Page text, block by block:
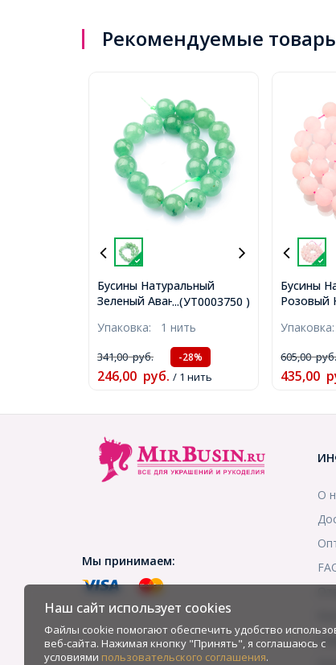
Рекомендуемые
...(УТ0003750 )
Бусины Натуральный
Зеленый Авантюрин
1мм, около 19шт/20см/
нить, (УТ0003750)
Упаковка: 1 нить
341,00руб. -28%
246,00 руб. / 1 нить
Бусины
Розовый
Размер:
1мм,
нить,
Упаковка:
605,00руб.
435,00
Мы принимаем:
О
Наш сайт использует cookies
Файлы cookie помогают обеспечить удобство
веб-сайта. Нажимая кнопку "Принять", я соглашаюсь с
условиями пользовательского соглашения.